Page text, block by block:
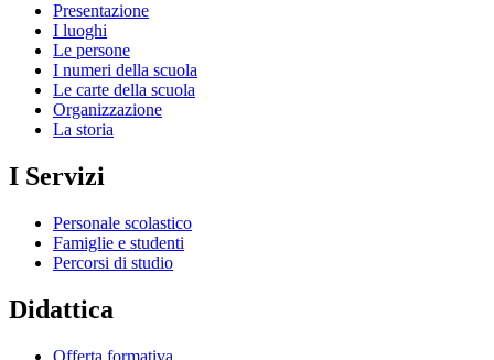
Presentazione
I luoghi
Le persone
I numeri della scuola
Le carte della scuola
Organizzazione
La storia
I Servizi
Personale scolastico
Famiglie e studenti
Percorsi di studio
Didattica
Offerta formativa